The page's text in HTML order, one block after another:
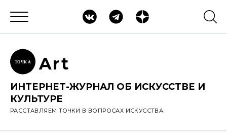
ТОЧК А Art
ИНТЕРНЕТ-ЖУРНАЛ ОБ ИСКУССТВЕ И
КУЛЬТУРЕ
РАССТАВЛЯЕМ ТОЧКИ В ВОПРОСАХ ИСКУССТВА